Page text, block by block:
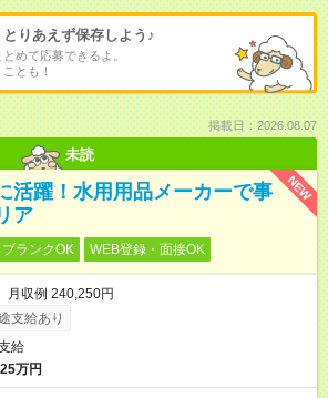
とりあえず保存しよう♪
めて応募できるよ。
とも！
掲載日：2026.08.07
未読
NEW
活躍！水用用品メーカーで事
ア
ブランクOK WEB登録・面接OK
収例 240,250円
支給あり
給
万円